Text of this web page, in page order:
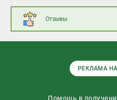
Отзывы
РЕКЛАМА
Помощь в